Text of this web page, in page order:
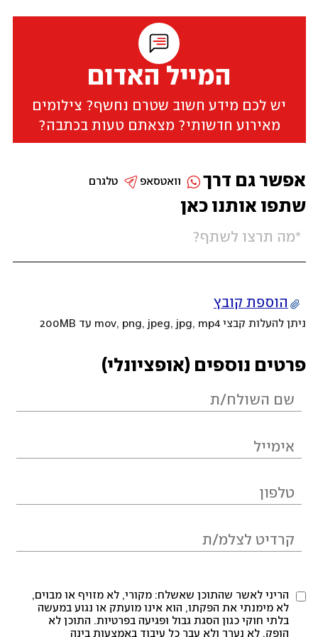
המייל האדום
יש לכם מידע חשוב שטרם נחשף? צילומים
מאירוע חדשותי? מצאתם טעות בכתבה?
שתפו אותנו כאן
הוספת קובץ
ניתן להעלות קבצי mov, png, jpeg, jpg, mp4 עד 200MB
פרטים נוספים (אופציונלי)
הריני לאשר שהתוכן שאשלח: מקורי, לא מזויף או מבוים,
לא מימנתי את הפקתו, הוא אינו מועתק או נגוע במעשה
בלתי חוקי כגון הסגת גבול ופגיעה בפרטיות. התוכן לא
הופק, לא נערך ולא עבר כל עיבוד באמצעות בינה
אפשר גם דרך טלגרם וואטסאפ